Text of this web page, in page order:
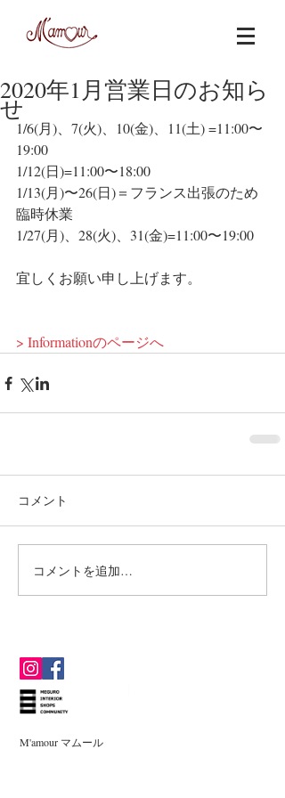
2020年1月営業日のお知ら
せ
1/6(月)、7(火)、10(金)、11(土) =11:00〜
19:00
1/12(日)=11:00〜18:00
1/13(月)〜26(日)＝フランス出張のため
臨時休業
1/27(月)、28(火)、31(金)=11:00〜19:00
宜しくお願い申し上げます。
> Informationのページへ
コメント
コメントを追加…
M'amour マムール